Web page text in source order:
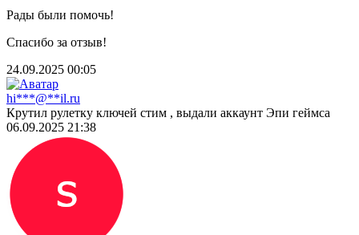
Рады были помочь!
Спасибо за отзыв!
24.09.2025 00:05
hi***@**il.ru
Крутил рулетку ключей стим , выдали аккаунт Эпи геймса
06.09.2025 21:38